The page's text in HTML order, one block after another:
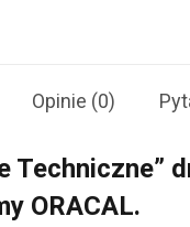
Opinie (0)
Techniczne”
ORACAL.